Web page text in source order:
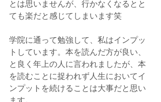
とは思いませんが、行かなくなるとと
ても楽だと感じてしまいます笑
学院に通って勉強して、私はインプッ
トしています。本を読んだ方が良い、
と良く年上の人に言われましたが、本
を読むことに捉われず人生においてイ
ンプットを続けることは大事だと思い